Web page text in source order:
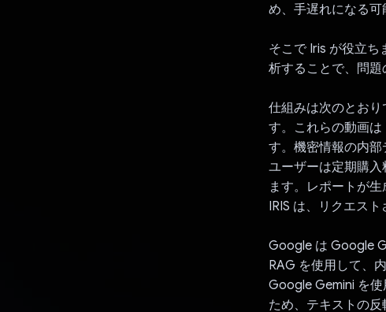
め、手遅れになる可
そこで Iris が役立
析することで、問題
仕組みは次のとお
す。これらの動画
す。機密情報の内
ユーザーは定期購
ます。レポートが
IRIS は、リクエス
Google は Google
RAG を使用して、
Google Gemini を
ため、テキストの反